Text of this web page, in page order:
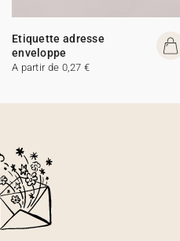
Etiquette adresse
enveloppe
A partir de 0,27 €